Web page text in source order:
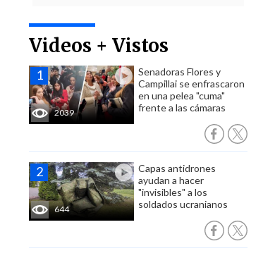
Videos + Vistos
2039
Senadoras Flores y
Campillai se enfrascaron
en una pelea "cuma"
frente a las cámaras
644
Capas antidrones
ayudan a hacer
"invisibles" a los
soldados ucranianos